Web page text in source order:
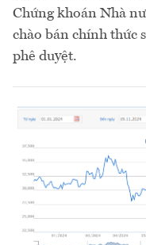
Chứng khoán Nhà
chào bán chính thức
phê duyệt.